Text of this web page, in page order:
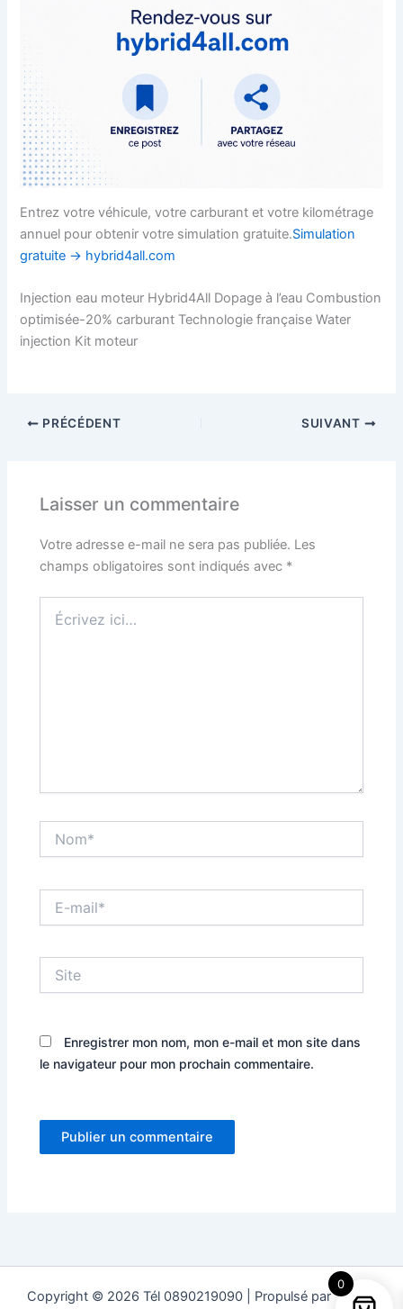
Entrez votre véhicule, votre carburant et votre kilométrage
annuel pour obtenir votre simulation gratuite.Simulation
gratuite → hybrid4all.com
Injection eau moteur Hybrid4All Dopage à l’eau Combustion
optimisée-20% carburant Technologie française Water
injection Kit moteur
PRÉCÉDENT SUIVANT
Laisser un commentaire
Votre adresse e-mail ne sera pas publiée. Les
champs obligatoires sont indiqués avec *
ici…
mail*
Enregistrer mon nom, mon e-mail et mon site dans
le navigateur pour mon prochain commentaire.
Copyright © 2026 Tél 0890219090 | Propulsé parThème
0